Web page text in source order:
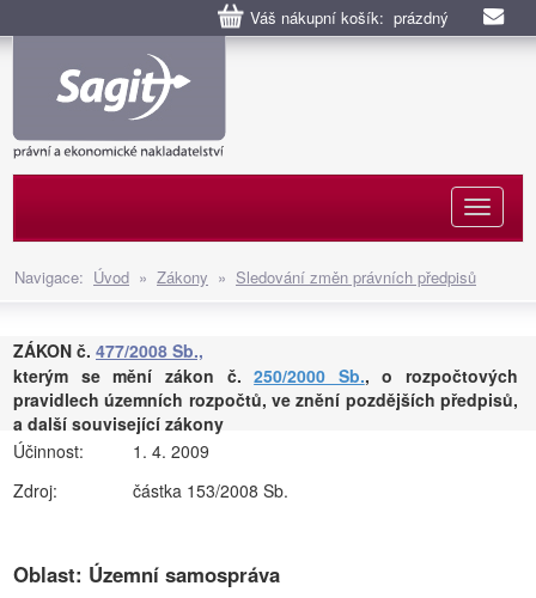
Váš nákupní košík: prázdný
Navigace: Úvod » Zákony » Sledování změn právních předpisů
ZÁKON č. 477/2008 Sb.,
kterým se mění zákon č.250/2000 Sb., o rozpočtových
pravidlech územních rozpočtů, ve znění pozdějších předpisů,
a další související zákony
Účinnost:
1. 4. 2009
Zdroj:
částka 153/2008 Sb.
Oblast: Územní samospráva